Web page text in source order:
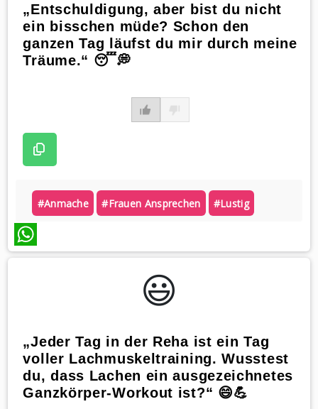
„Entschuldigung, aber bist du nicht
ein bisschen müde? Schon den
ganzen Tag läufst du mir durch meine
Träume.“ 😴💭
#anmache #frauen Ansprechen #lustig
WhatsApp
😃️
„Jeder Tag in der Reha ist ein Tag
voller Lachmuskeltraining. Wusstest
du, dass Lachen ein ausgezeichnetes
Ganzkörper-Workout ist?“ 😄💪